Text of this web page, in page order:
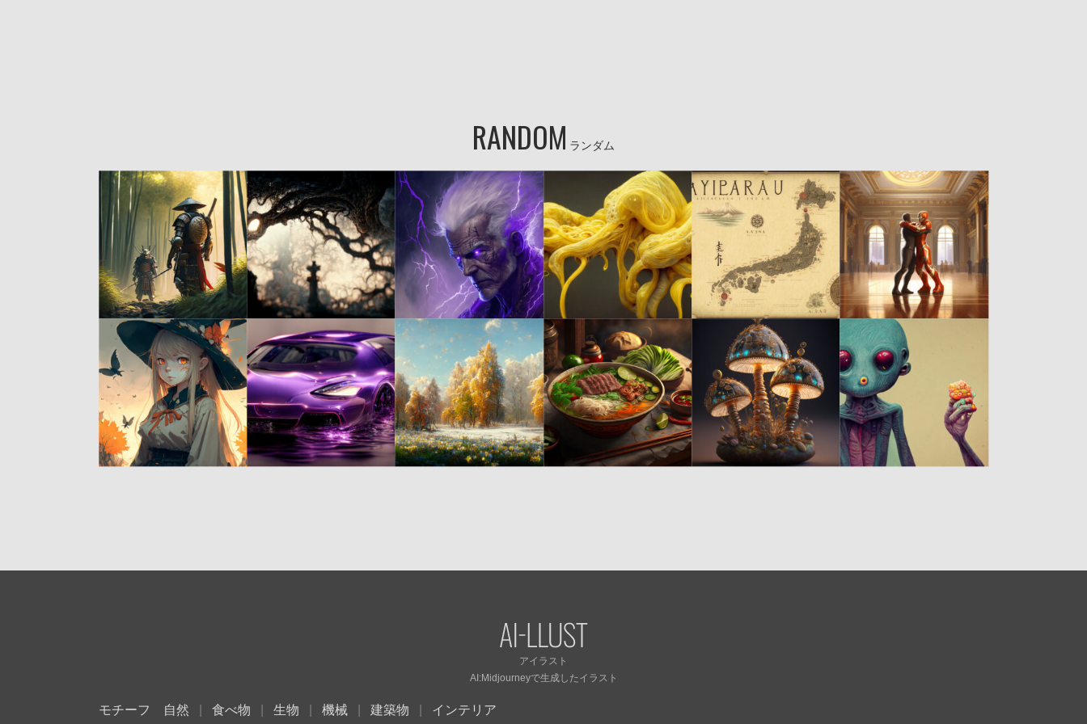
RANDOM ランダム
アイラスト
AI:Midjourneyで生成したイラスト
モチーフ 自然 食べ物 生物 機械 建築物 インテリア